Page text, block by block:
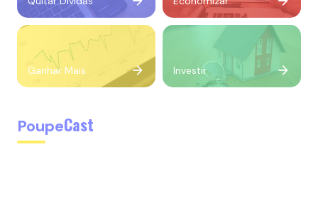
Ganhar Mais Investir
PoupeCast